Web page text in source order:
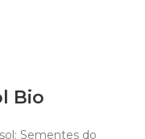
Bio
Sementes do